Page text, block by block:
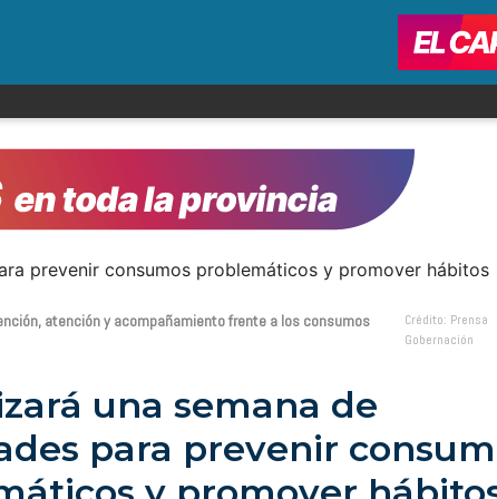
atención y acompañamiento frente a los consumos
Crédito: Prensa
Gobernación
una semana de
para prevenir